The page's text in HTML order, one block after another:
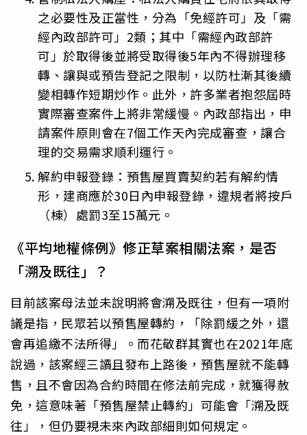
之必要性及正當性，分為「免經許可」及「需
經內政部許可」2類；其中「需經內政部許
可」於取得後並將受取得後5年內不得辦理移
轉、讓與或預告登記之限制，以防杜漸其後續
變相轉作短期炒作。此外，許多業者抱怨屆時
實際審查案件上將非常緩慢。內政部指出，申
請案件原則會在7個工作天內完成審查，讓合
理的交易需求順利運行。
解約申報登錄：預售屋買賣契約若有解約情
形，建商應於30日內申報登錄，違規者將按戶
（棟）處罰3至15萬元。
《平均地權條例》修正草案相關法案，是否
「溯及既往」？
目前該案母法並未說明將會溯及既往，但有一項附
議是指，民眾若以預售屋轉約，「除罰緩之外，還
會再追繳不法所得」。而花敬群其實也在2021年底
說過，該案經三讀且發布上路後，預售屋就不能轉
售，且不會因為合約時間在修法前完成，就獲得赦
免，這意味著「預售屋禁止轉約」可能會「溯及既
往」，但仍要視未來內政部細則如何規定。